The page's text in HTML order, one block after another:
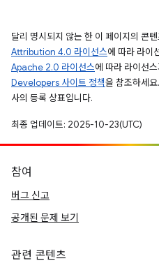
달리 명시되지 않는 한 이 페이지의 콘
Attribution 4.0 라이선스에 따라 라이
Apache 2.0 라이선스에 따라 라이선
Developers 사이트 정책을 참조하세
사의 등록 상표입니다.
최종 업데이트: 2025-10-23(UTC)
참여
버그 신고
공개된 문제 보기
관련 콘텐츠